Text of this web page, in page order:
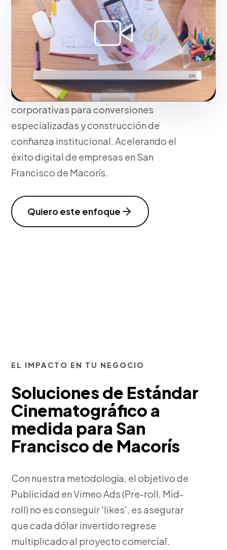
la alta credibilidad corporativa de Vimeo
para organizaciones B2B. Posicionamos
demostraciones de producto y
documentales de firma con llamados a la
acción precisos, redirigiendo tráfico
cualificado hacia tus páginas
corporativas para conversiones
especializadas y construcción de
confianza institucional. Acelerando el
éxito digital de empresas en San
Francisco de Macorís.
Quiero este enfoque
EL IMPACTO EN TU NEGOCIO
Soluciones de Estándar
Cinematográfico a
medida para San
Francisco de Macorís
Con nuestra metodología, el objetivo de
Publicidad en Vimeo Ads (Pre-roll, Mid-
roll) no es conseguir 'likes', es asegurar
que cada dólar invertido regrese
multiplicado al proyecto comercial.